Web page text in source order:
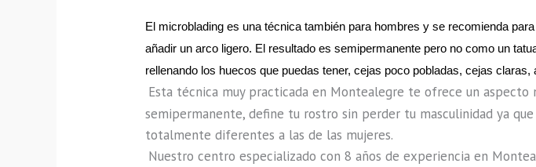
El microblading es una técnica también para hombres y se recomienda
añadir un arco ligero. El resultado es semipermanente pero no como un
rellenando los huecos que puedas tener, cejas poco pobladas, cejas
Esta técnica muy practicada en Montealegre te ofrece un aspecto
semipermanente, define tu rostro sin perder tu masculinidad ya
totalmente diferentes a las de las mujeres.
Nuestro centro especializado con 8 años de experiencia en